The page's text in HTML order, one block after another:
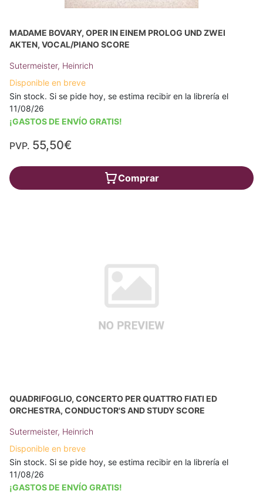
MADAME BOVARY, OPER IN EINEM PROLOG UND ZWEI
AKTEN, VOCAL/PIANO SCORE
Sutermeister, Heinrich
Disponible en breve
Sin stock. Si se pide hoy, se estima recibir en la librería el
11/08/26
¡GASTOS DE ENVÍO GRATIS!
PVP. 55,50€
Comprar
QUADRIFOGLIO, CONCERTO PER QUATTRO FIATI ED
ORCHESTRA, CONDUCTOR'S AND STUDY SCORE
Sutermeister, Heinrich
Disponible en breve
Sin stock. Si se pide hoy, se estima recibir en la librería el
11/08/26
¡GASTOS DE ENVÍO GRATIS!